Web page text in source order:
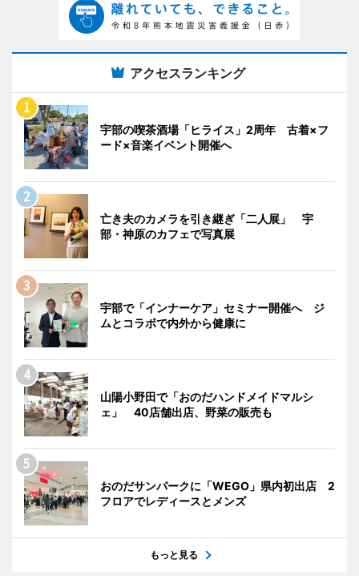
アクセスランキング
宇部の喫茶酒場「ヒライス」2周年 古着×フ
ード×音楽イベント開催へ
亡き夫のカメラを引き継ぎ「二人展」 宇
部・神原のカフェで写真展
宇部で「インナーケア」セミナー開催へ ジ
ムとコラボで内外から健康に
山陽小野田で「おのだハンドメイドマルシ
ェ」 40店舗出店、野菜の販売も
おのだサンパークに「WEGO」県内初出店 2
フロアでレディースとメンズ
もっと見る